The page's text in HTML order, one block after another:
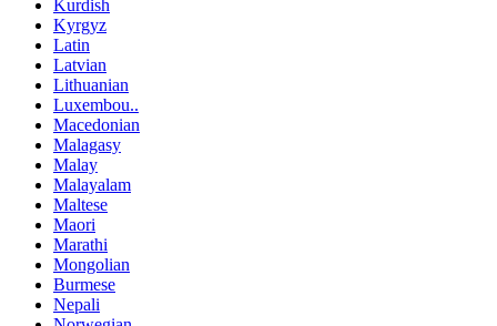
Kurdish
Kyrgyz
Latin
Latvian
Lithuanian
Luxembou..
Macedonian
Malagasy
Malay
Malayalam
Maltese
Maori
Marathi
Mongolian
Burmese
Nepali